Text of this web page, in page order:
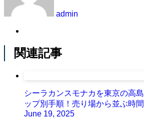
admin
関連記事
シーラカンスモナカを東京の高
ップ別手順！売り場から並ぶ時
June 19, 2025